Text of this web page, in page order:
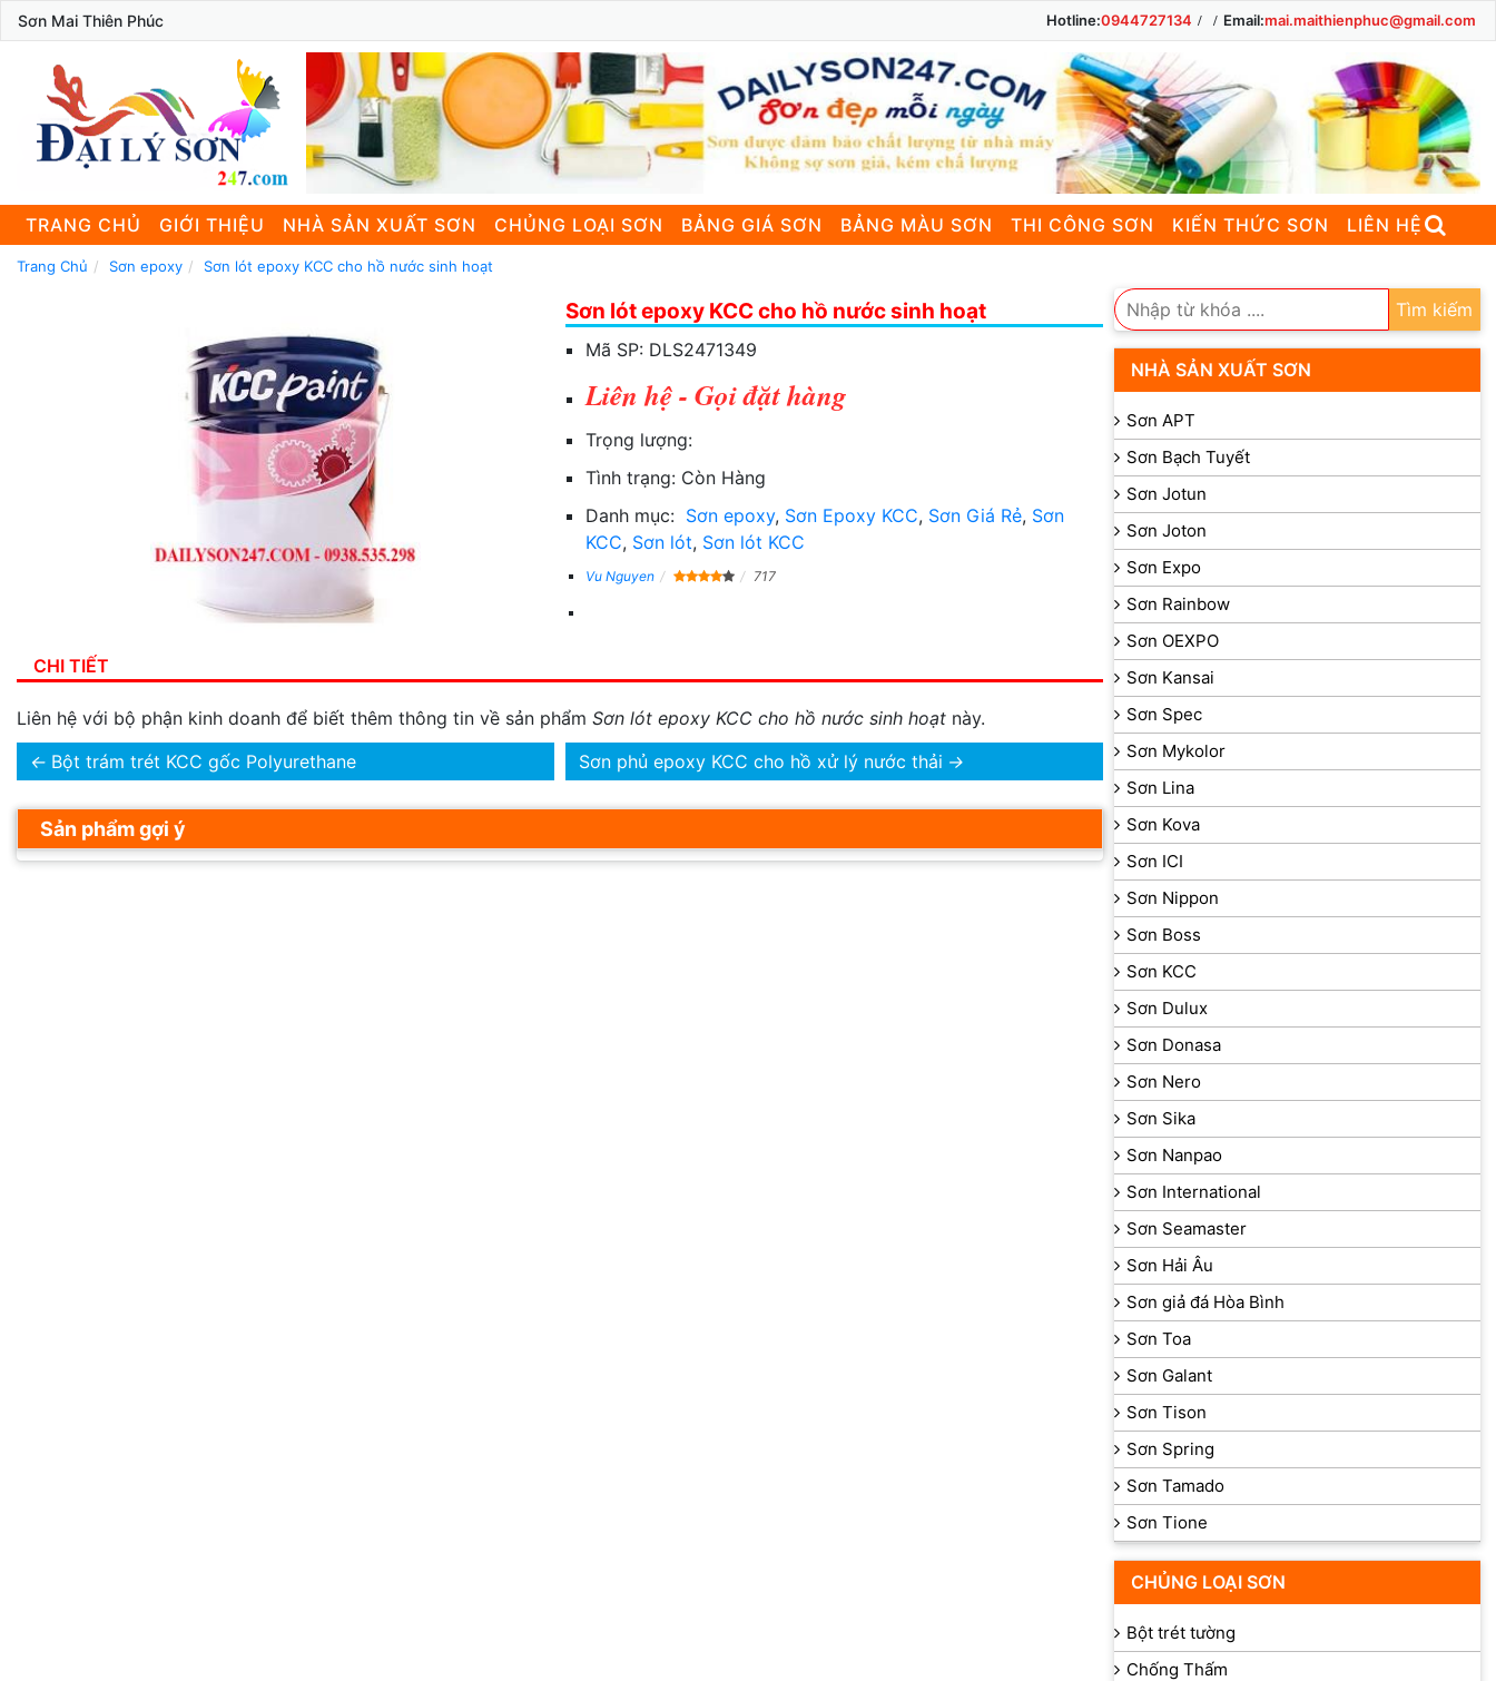
Sơn Mai Thiên Phúc Hotline:0944727134 Email:mai.maithienphuc@gmail.com
TRANG CHỦ GIỚI THIỆU NHÀ SẢN XUẤT SƠN CHỦNG LOẠI SƠN BẢNG GIÁ SƠN BẢNG MÀU SƠN THI CÔNG SƠN KIẾN THỨC SƠN LIÊN HỆ
Trang Chủ Sơn epoxy Sơn lót epoxy KCC cho hồ nước sinh hoạt
Sơn lót epoxy KCC cho hồ nước sinh hoạt
Mã SP: DLS2471349
Liên hệ - Gọi đặt hàng
Trọng lượng:
Tình trạng: Còn Hàng
Danh mục: Sơn epoxy, Sơn Epoxy KCC, Sơn Giá Rẻ, Sơn
KCC, Sơn lót, Sơn lót KCC
Vu Nguyen 717
CHI TIẾT
Liên hệ với bộ phận kinh doanh để biết thêm thông tin về sản phẩm Sơn lót epoxy KCC cho hồ nước sinh hoạt này.
← Bột trám trét KCC gốc Polyurethane Sơn phủ epoxy KCC cho hồ xử lý nước thải →
Sản phẩm gợi ý
Tìm kiếm
NHÀ SẢN XUẤT SƠN
Sơn APT
Sơn Bạch Tuyết
Sơn Jotun
Sơn Joton
Sơn Expo
Sơn Rainbow
Sơn OEXPO
Sơn Kansai
Sơn Spec
Sơn Mykolor
Sơn Lina
Sơn Kova
Sơn ICI
Sơn Nippon
Sơn Boss
Sơn KCC
Sơn Dulux
Sơn Donasa
Sơn Nero
Sơn Sika
Sơn Nanpao
Sơn International
Sơn Seamaster
Sơn Hải Âu
Sơn giả đá Hòa Bình
Sơn Toa
Sơn Galant
Sơn Tison
Sơn Spring
Sơn Tamado
Sơn Tione
CHỦNG LOẠI SƠN
Bột trét tường
Chống Thấm